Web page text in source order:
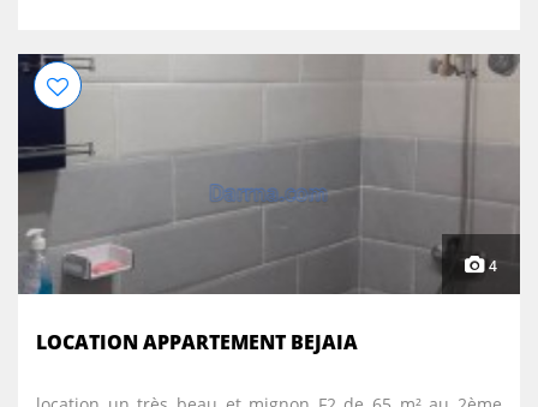
4
LOCATION APPARTEMENT BEJAIA